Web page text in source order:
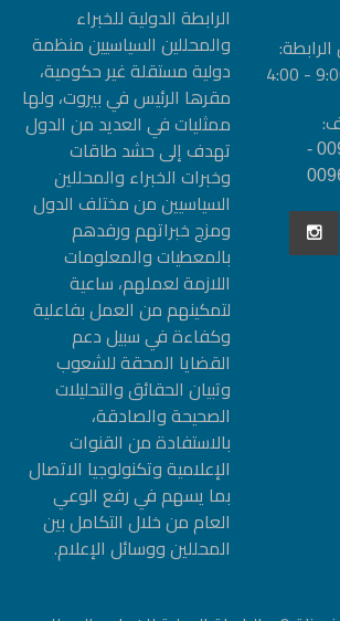
009611277881 -
الرابطة الدولیة للخبراء
والمحللین السیاسیین منظمة
دولیة مستقلة غیر حكومیة،
مقرها الرئيس في بيروت، ولها
ممثليات في العديد من الدول
تهدف إلى حشد طاقات
وخبرات الخبراء والمحللين
السياسيين من مختلف الدول
ومزج خبراتهم ورفدهم
بالمعطيات والمعلومات
اللازمة لعملهم، ساعية
لتمكينهم من العمل بفاعلية
وكفاءة في سبيل دعم
القضايا المحقة للشعوب
وتبيان الحقائق والتحليلات
الصحيحة والصادقة،
بالاستفادة من القنوات
الإعلامية وتكنولوجيا الاتصال
بما يسهم في رفع الوعي
العام من خلال التكامل بين
المحللين ووسائل الإعلام.